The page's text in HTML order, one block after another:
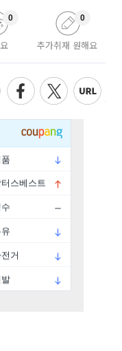
0
추가취재 원해요
0